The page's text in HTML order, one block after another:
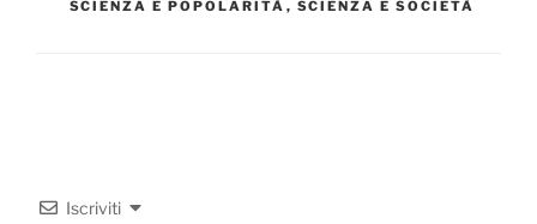
SCIENZA E POPOLARITÀ , SCIENZA E SOCIETÀ
Iscriviti